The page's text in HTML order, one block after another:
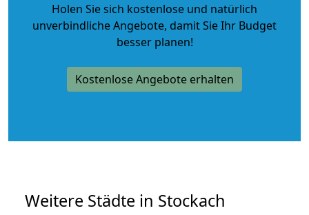
Holen Sie sich kostenlose und natürlich
unverbindliche Angebote, damit Sie Ihr Budget
besser planen!
Kostenlose Angebote erhalten
Weitere Städte in Stockach